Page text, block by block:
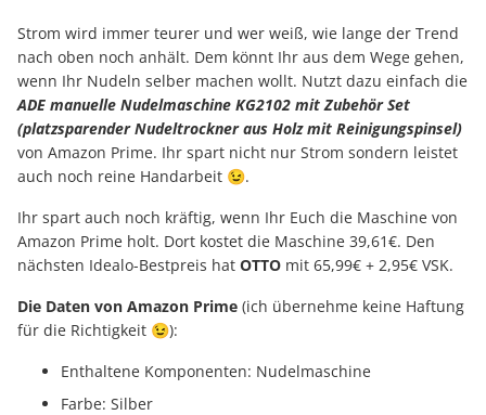
Strom wird immer teurer und wer weiß, wie lange der Trend
nach oben noch anhält. Dem könnt Ihr aus dem Wege gehen,
wenn Ihr Nudeln selber machen wollt. Nutzt dazu einfach die
ADE manuelle Nudelmaschine KG2102 mit Zubehör Set
(platzsparender Nudeltrockner aus Holz mit Reinigungspinsel)
von Amazon Prime. Ihr spart nicht nur Strom sondern leistet
auch noch reine Handarbeit 😉.
Ihr spart auch noch kräftig, wenn Ihr Euch die Maschine von
Amazon Prime holt. Dort kostet die Maschine 39,61€. Den
nächsten Idealo-Bestpreis hat OTTO mit 65,99€ + 2,95€ VSK.
Die Daten von Amazon Prime (ich übernehme keine Haftung
für die Richtigkeit 😉):
Enthaltene Komponenten: Nudelmaschine
Farbe: Silber